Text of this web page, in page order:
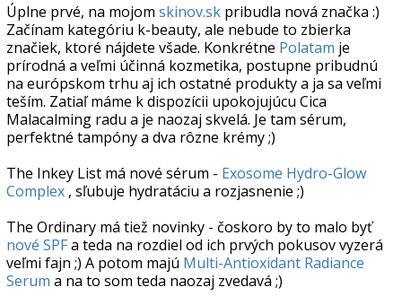
Úplne prvé, na mojom skinov.sk pribudla nová značka :)
Začínam kategóriu k-beauty, ale nebude to zbierka
značiek, ktoré nájdete všade. Konkrétne Polatam je
prírodná a veľmi účinná kozmetika, postupne pribudnú
na európskom trhu aj ich ostatné produkty a ja sa veľmi
teším. Zatiaľ máme k dispozícii upokojujúcu Cica
Malacalming radu a je naozaj skvelá. Je tam sérum,
perfektné tampóny a dva rôzne krémy ;)
The Inkey List má nové sérum - Exosome Hydro-Glow
Complex , sľubuje hydratáciu a rozjasnenie ;)
The Ordinary má tiež novinky - čoskoro by to malo byť
nové SPFa teda na rozdiel od ich prvých pokusov vyzerá
veľmi fajn ;) A potom majú Multi-Antioxidant Radiance
Serum a na to som teda naozaj zvedavá ;)